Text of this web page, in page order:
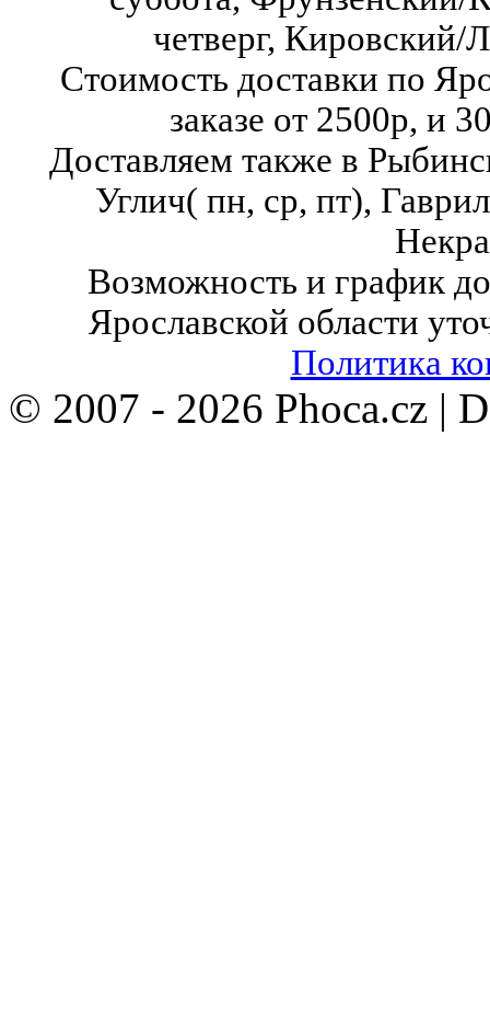
четверг, Кировский/
Стоимость доставки по
заказе от 2500р, и
Доставляем также в
Углич( пн, ср, пт),
Возможность и график
Ярославской области
Политика
© 2007 - 2026 Phoca.cz |